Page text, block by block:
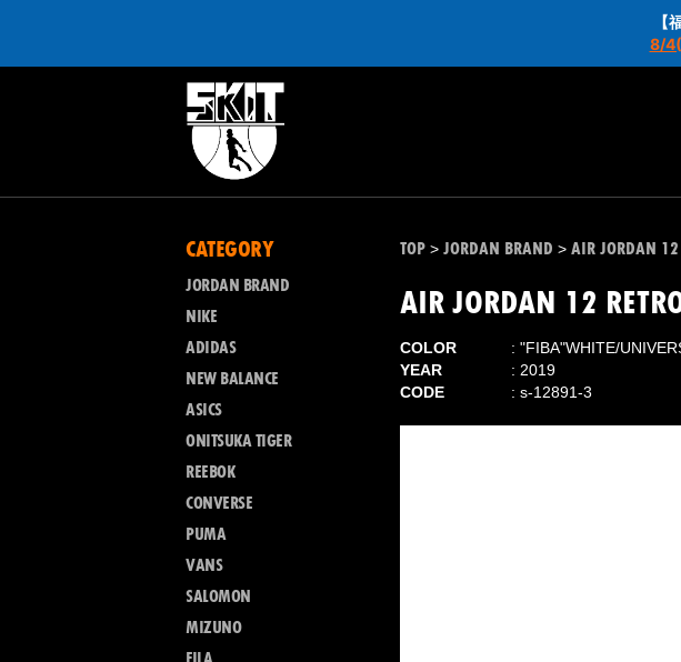
【
8/
CATEGORY
JORDAN BRAND
NIKE
ADIDAS
NEW BALANCE
ASICS
ONITSUKA TIGER
REEBOK
CONVERSE
PUMA
VANS
SALOMON
MIZUNO
TOP > JORDAN BRAND > AIR JORDAN 12
AIR JORDAN 12
COLOR
"FIBA"WHITE/
YEAR
2019
CODE
s-12891-3